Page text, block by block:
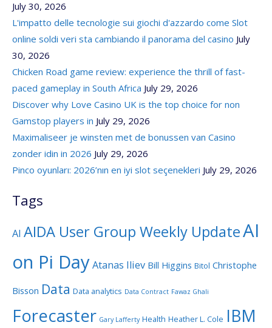
July 30, 2026
L'impatto delle tecnologie sui giochi d'azzardo come Slot
online soldi veri sta cambiando il panorama del casino July
30, 2026
Chicken Road game review: experience the thrill of fast-
paced gameplay in South Africa July 29, 2026
Discover why Love Casino UK is the top choice for non
Gamstop players in July 29, 2026
Maximaliseer je winsten met de bonussen van Casino
zonder idin in 2026 July 29, 2026
Pinco oyunları: 2026’nın en iyi slot seçenekleri July 29, 2026
Tags
AI AIDA User Group Weekly UpdateAI
on Pi DayAtanas Iliev Bill Higgins Bitol Christophe
Bisson Data Data analytics Data Contract Fawaz Ghali
Forecaster Gary Lafferty Health Heather L. Cole IBM